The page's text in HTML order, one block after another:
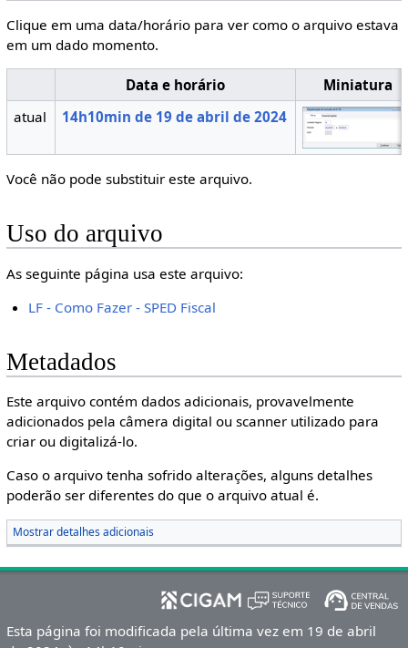
Clique em uma data/horário para ver como o arquivo estava
em um dado momento.
Data e horário
Miniatura
atual
14h10min de 19 de abril de 2024
Você não pode substituir este arquivo.
Uso do arquivo
As seguinte página usa este arquivo:
LF - Como Fazer - SPED Fiscal
Metadados
Este arquivo contém dados adicionais, provavelmente
adicionados pela câmera digital ou scanner utilizado para
criar ou digitalizá-lo.
Caso o arquivo tenha sofrido alterações, alguns detalhes
poderão ser diferentes do que o arquivo atual é.
Mostrar detalhes adicionais
Esta página foi modificada pela última vez em 19 de abril